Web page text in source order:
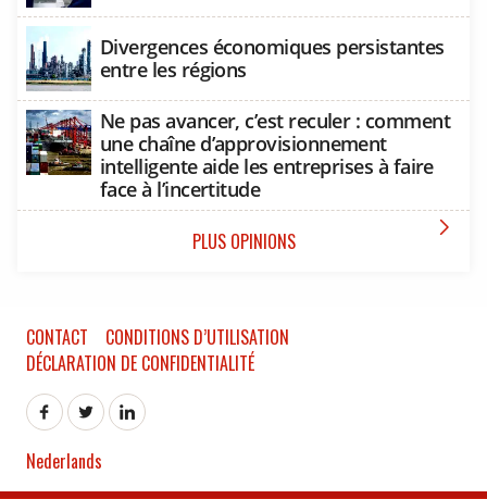
Divergences économiques persistantes
entre les régions
Ne pas avancer, c’est reculer : comment
une chaîne d’approvisionnement
intelligente aide les entreprises à faire
face à l’incertitude
PLUS OPINIONS

CONTACT
CONDITIONS D’UTILISATION
DÉCLARATION DE CONFIDENTIALITÉ
Nederlands